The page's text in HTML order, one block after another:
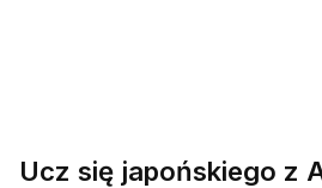
Ucz się japońskiego z